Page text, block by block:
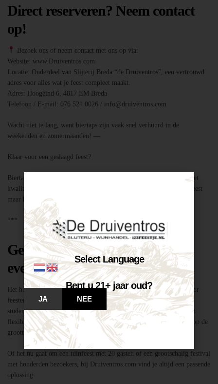
Direct reserveren? Neem contact
op!
Bezoek ons of neem contact met ons op via:
Website: www.Druiventros.com
Locatie: Onderdeel van Slijterij Breda “de Druiventros”, een vertrouwd
adres voor alles wat je feest compleet maakt.
Adres: Hoogeind 6, 4817 EM Breda
Telefoon / E-mail: 076 521 0026 / info@druiventros.com
Wacht niet te lang, want biertaps zijn vaak snel verhuurd in de
weekenden en zomermaanden! —
Klaar voor een geslaagd feest?
Biertap huren locatie Breda – snel geregeld via Druiventros.com, met
kwaliteit en service van Slijterij Breda “de Druiventros”. Laat het feest
maar komen!
***
Geschikt voor elk type feest of
evenement
Het huren van een biertap in locatie Breda is niet alleen geschikt voor
feesten thuis, maar ook voor bedrijfsevenementen, buurtfeesten,
studentenfeestjes en verenigingsactiviteiten. Dankzij de mobiliteit en
flexibiliteit van onze tapinstallaties kunnen we moeiteloos inspelen op de
grootte en aard van elk evenement.
Of het nu gaat om een tuinfeest met 20 gasten of een grootschalig festival
met honderden bezoekers, bij Druiventros.com vind je altijd een passende
oplossing.
Select Language
Bent u 21+ jaar oud?
JA NEE